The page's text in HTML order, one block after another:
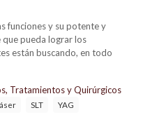
funciones y su potente y
que pueda lograr los
están buscando, en todo
Tratamientos y Quirúrgicos
SLT YAG